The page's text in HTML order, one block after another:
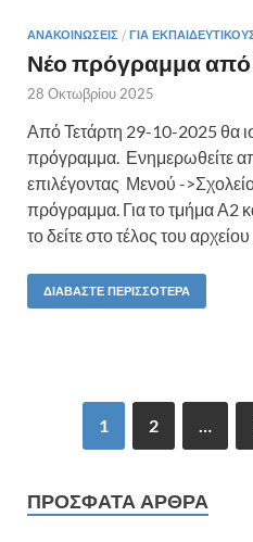
ΑΝΑΚΟΙΝΏΣΕΙΣ / ΓΙΑ
Νέο πρόγραμμα από
28 Οκτωβρίου 2025
Από Τετάρτη 29-10-2025 θα
πρόγραμμα. Ενημερωθείτε
επιλέγοντας Μενού -
πρόγραμμα. Για το τμήμα Α2
το δείτε στο τέλος του αρχείου
ΔΙΑΒΆΣΤΕ ΠΕΡΙΣΣΌΤΕΡΑ
1 2 …
ΠΡΌΣΦΑΤΑ ΆΡΘΡΑ